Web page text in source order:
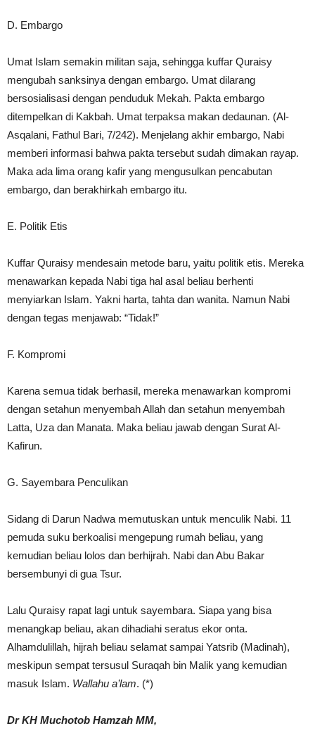
D. Embargo
Umat Islam semakin militan saja, sehingga kuffar Quraisy
mengubah sanksinya dengan embargo. Umat dilarang
bersosialisasi dengan penduduk Mekah. Pakta embargo
ditempelkan di Kakbah. Umat terpaksa makan dedaunan. (Al-
Asqalani, Fathul Bari, 7/242). Menjelang akhir embargo, Nabi
memberi informasi bahwa pakta tersebut sudah dimakan rayap.
Maka ada lima orang kafir yang mengusulkan pencabutan
embargo, dan berakhirkah embargo itu.
E. Politik Etis
Kuffar Quraisy mendesain metode baru, yaitu politik etis. Mereka
menawarkan kepada Nabi tiga hal asal beliau berhenti
menyiarkan Islam. Yakni harta, tahta dan wanita. Namun Nabi
dengan tegas menjawab: “Tidak!”
F. Kompromi
Karena semua tidak berhasil, mereka menawarkan kompromi
dengan setahun menyembah Allah dan setahun menyembah
Latta, Uza dan Manata. Maka beliau jawab dengan Surat Al-
Kafirun.
G. Sayembara Penculikan
Sidang di Darun Nadwa memutuskan untuk menculik Nabi. 11
pemuda suku berkoalisi mengepung rumah beliau, yang
kemudian beliau lolos dan berhijrah. Nabi dan Abu Bakar
bersembunyi di gua Tsur.
Lalu Quraisy rapat lagi untuk sayembara. Siapa yang bisa
menangkap beliau, akan dihadiahi seratus ekor onta.
Alhamdulillah, hijrah beliau selamat sampai Yatsrib (Madinah),
meskipun sempat tersusul Suraqah bin Malik yang kemudian
masuk Islam. Wallahu a’lam. (*)
Dr KH Muchotob Hamzah MM,